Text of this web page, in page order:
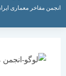
مفاخر معماری ایران >